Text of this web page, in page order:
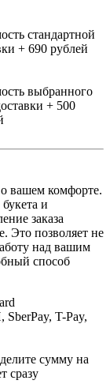
стандартной
+ 690 рублей
выбранного
+ 500
вашем комфорте.
и
заказа
Это позволяет не
над вашим
способ
T-Pay,
сумму на
сразу